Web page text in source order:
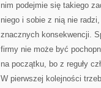
nim podejmie się takiego
niego i sobie z nią nie
znacznych konsekwencji.
firmy nie może być
na początku, bo z reguły
W pierwszej kolejności